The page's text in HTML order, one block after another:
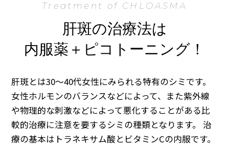
Treatment of CHLOASMA
肝斑の治療法は
内服薬＋ピコトーニング！
肝斑とは30～40代女性にみられる特有のシミです。
女性ホルモンのバランスなどによって、また紫外線
や物理的な刺激などによって悪化することがある比
較的治療に注意を要するシミの種類となります。
治
療の基本はトラネキサム酸とビタミンCの内服です。